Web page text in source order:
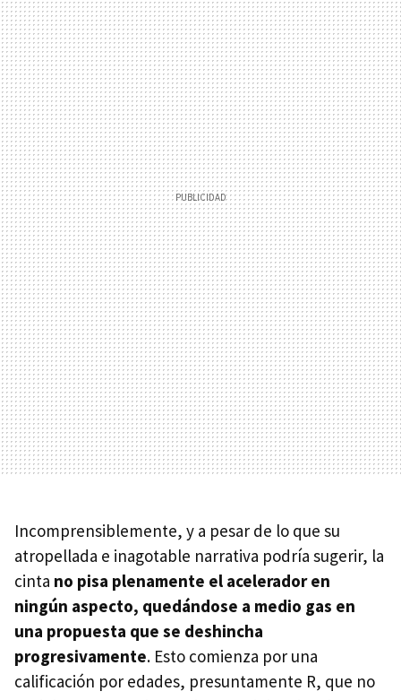
Incomprensiblemente, y a pesar de lo que su
atropellada e inagotable narrativa podría sugerir, la
cinta no pisa plenamente el acelerador en
ningún aspecto, quedándose a medio gas en
una propuesta que se deshincha
progresivamente. Esto comienza por una
calificación por edades, presuntamente R, que no